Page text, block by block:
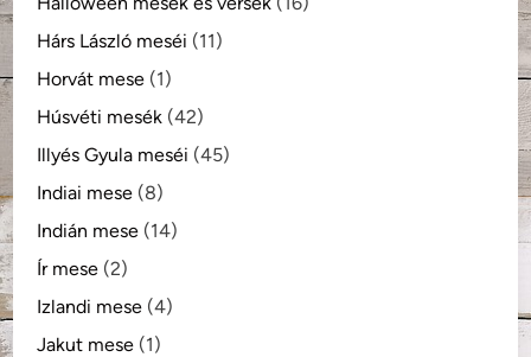
Hárs László meséi (11)
Horvát mese (1)
Húsvéti mesék (42)
Illyés Gyula meséi (45)
Indiai mese (8)
Indián mese (14)
Ír mese (2)
Izlandi mese (4)
Jakut mese (1)